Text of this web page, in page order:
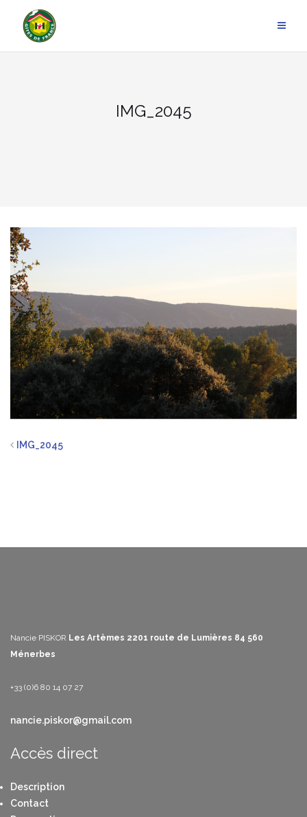
contenu
IMG_2045
IMG_2045
Nancie PISKOR Les Artèmes 2201 route de Lumières 84 560
Ménerbes
+33 (0)6 80 14 07 27
nancie.piskor@gmail.com
Accès direct
Description
Contact